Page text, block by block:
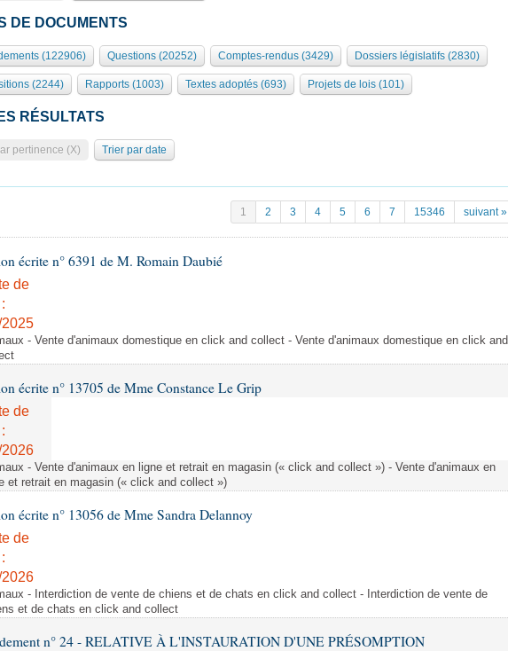
DE DOCUMENTS
(122906) Questions (20252) Comptes-rendus (3429) Dossiers législatifs (2830)
(2244) Rapports (1003) Textes adoptés (693) Projets de lois (101)
RÉSULTATS
pertinence (X) Trier par date
1 2 3 4 5 6 7 15346 suivant »
écrite n° 6391 de M. Romain Daubié
de
- Vente d'animaux domestique en click and collect - Vente d'animaux domestique en click and
écrite n° 13705 de Mme Constance Le Grip
de
- Vente d'animaux en ligne et retrait en magasin (« click and collect ») - Vente d'animaux en
et retrait en magasin (« click and collect »)
écrite n° 13056 de Mme Sandra Delannoy
de
- Interdiction de vente de chiens et de chats en click and collect - Interdiction de vente de
et de chats en click and collect
n° 24 - RELATIVE À L'INSTAURATION D'UNE PRÉSOMPTION